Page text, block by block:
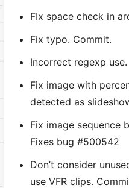
FIx space check in
Fix typo. Commit.
Incorrect regexp
Fix image with
detected as
Fix image sequence
Fixes bug #500542
Don’t consider
use VFR clips.